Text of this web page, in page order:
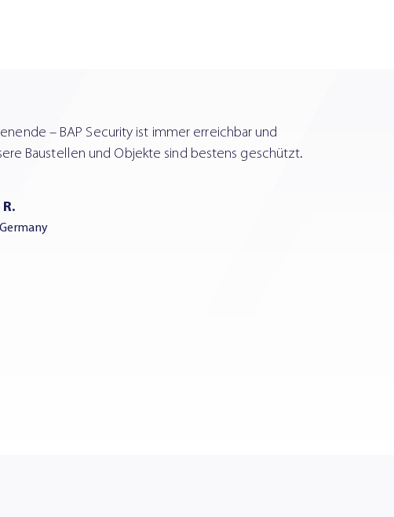
– BAP Security ist immer erreichbar und
Baustellen und Objekte sind bestens geschützt.